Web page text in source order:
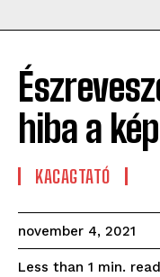
hiba a
KACAGTATÓ
november 4, 2021
Less than 1 min. read